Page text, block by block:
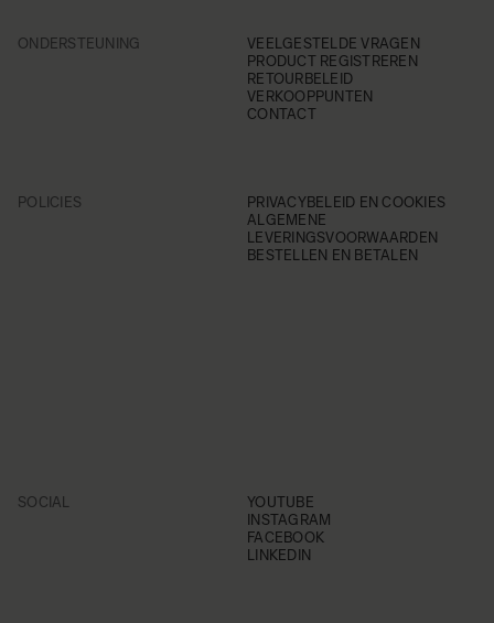
ONDERSTEUNING
VEELGESTELDE VRAGEN
PRODUCT REGISTREREN
RETOURBELEID
VERKOOPPUNTEN
CONTACT
POLICIES
PRIVACYBELEID EN COOKIES
ALGEMENE
LEVERINGSVOORWAARDEN
BESTELLEN EN BETALEN
SOCIAL
YOUTUBE
INSTAGRAM
FACEBOOK
LINKEDIN